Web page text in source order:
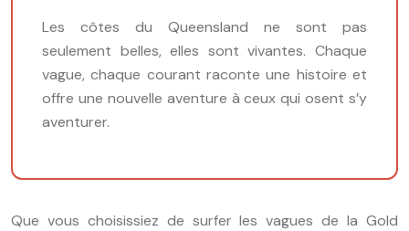
Les côtes du Queensland ne sont pas
seulement belles, elles sont vivantes. Chaque
vague, chaque courant raconte une histoire et
offre une nouvelle aventure à ceux qui osent s’y
aventurer.
Que vous choisissiez de surfer les vagues de la Gold